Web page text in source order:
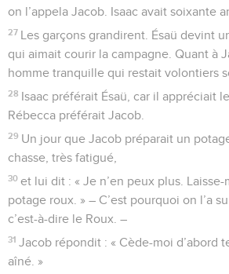
on l’appela Jacob. Isaac avait soixante
27 Les garçons grandirent. Ésaü devint
qui aimait courir la campagne. Quant à
homme tranquille qui restait volontiers
28 Isaac préférait Ésaü, car il appréciait
Rébecca préférait Jacob.
29 Un jour que Jacob préparait un
chasse, très fatigué,
30 et lui dit : « Je n’en peux plus.
potage roux. » – C’est pourquoi on l’a
c’est-à-dire le Roux. –
31 Jacob répondit : « Cède-moi d’abord
aîné. »